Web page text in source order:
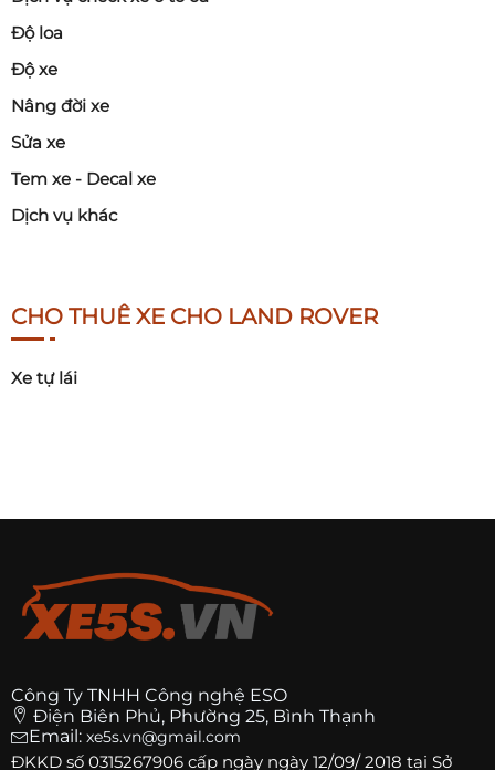
Độ loa
Độ xe
Nâng đời xe
Sửa xe
Tem xe - Decal xe
Dịch vụ khác
CHO THUÊ XE CHO LAND ROVER
Xe tự lái
Công Ty TNHH Công nghệ ESO
Điện Biên Phủ, Phường 25, Bình Thạnh
Email: xe5s.vn@gmail.com
ĐKKD số 0315267906 cấp ngày ngày 12/09/ 2018 tại Sở